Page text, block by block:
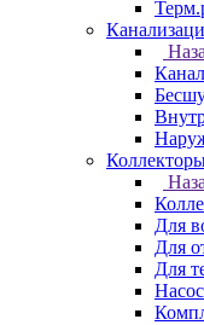
Для
Для
Для